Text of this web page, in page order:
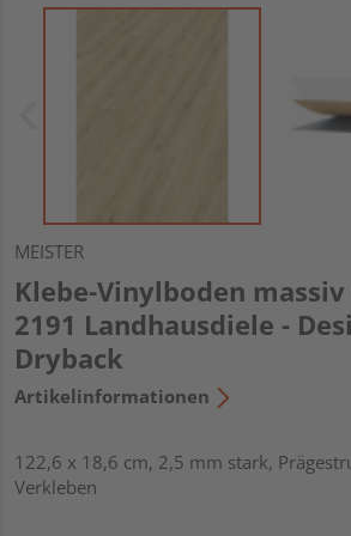
MEISTER
Klebe-Vinylboden massiv
2191 Landhausdiele -
Dryback
Artikelinformationen
122,6 x 18,6 cm, 2,5 mm stark,
Verkleben